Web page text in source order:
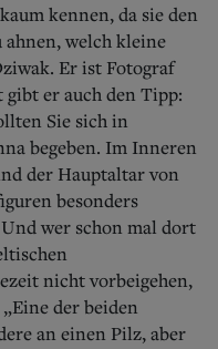
kennen, da sie den
welch kleine
Er ist Fotograf
er auch den Tipp:
Sie sich in
begeben. Im Inneren
der Hauptaltar von
besonders
wer schon mal dort
nicht vorbeigehen,
der beiden
an einen Pilz, aber